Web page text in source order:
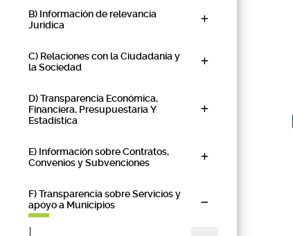
B) Información de relevancia
Jurídica
C) Relaciones con la Ciudadanía y
la Sociedad
D) Transparencia Económica,
Financiera, Presupuestaria Y
Estadística
E) Información sobre Contratos,
Convenios y Subvenciones
F) Transparencia sobre Servicios y
apoyo a Municipios